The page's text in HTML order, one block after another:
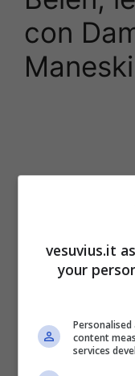
con
vesuvius.it
your
content
services